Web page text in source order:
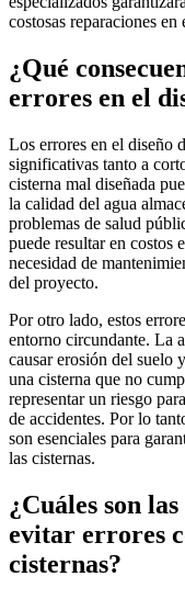
costosas reparaciones en
¿Qué
errores en el
Los errores en el diseño
significativas tanto a
cisterna mal diseñada
la calidad del agua
problemas de salud
puede resultar en costos
necesidad de
del proyecto.
Por otro lado, estos
entorno circundante. La
causar erosión del suelo
una cisterna que no
representar un riesgo
de accidentes. Por lo
son esenciales para
las cisternas.
¿Cuáles son
evitar errores
cisternas?